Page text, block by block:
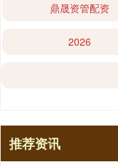
鼎晟资管配资
2026
推荐资讯